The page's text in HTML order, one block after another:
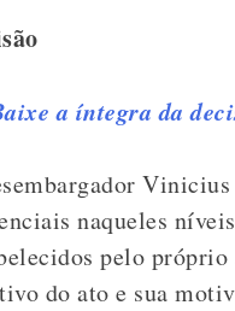
a íntegra da
naqueles
pelo
do ato e sua